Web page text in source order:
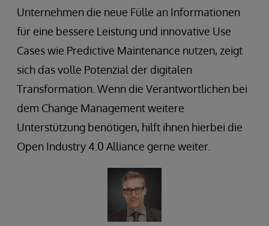
Unternehmen die neue Fülle an Informationen
für eine bessere Leistung und innovative Use
Cases wie Predictive Maintenance nutzen, zeigt
sich das volle Potenzial der digitalen
Transformation. Wenn die Verantwortlichen bei
dem Change Management weitere
Unterstützung benötigen, hilft ihnen hierbei die
Open Industry 4.0 Alliance gerne weiter.